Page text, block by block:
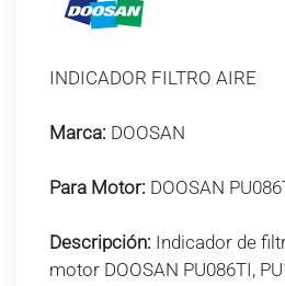
INDICADOR FILTRO AIRE
Marca: DOOSAN
Para Motor: DOOSAN
Descripción: Indicador de
motor DOOSAN PU086TI,